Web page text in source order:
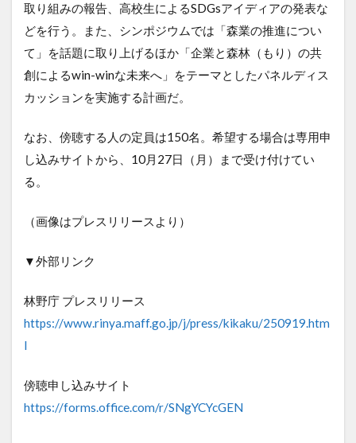
取り組みの報告、高校生によるSDGsアイディアの発表な
どを行う。また、シンポジウムでは「森業の推進につい
て」を話題に取り上げるほか「企業と森林（もり）の共
創によるwin-winな未来へ」をテーマとしたパネルディス
カッションを実施する計画だ。
なお、傍聴する人の定員は150名。希望する場合は専用申
し込みサイトから、10月27日（月）まで受け付けてい
る。
（画像はプレスリリースより）
▼外部リンク
林野庁 プレスリリース
https://www.rinya.maff.go.jp/j/press/kikaku/250919.htm
l
傍聴申し込みサイト
https://forms.office.com/r/SNgYCYcGEN